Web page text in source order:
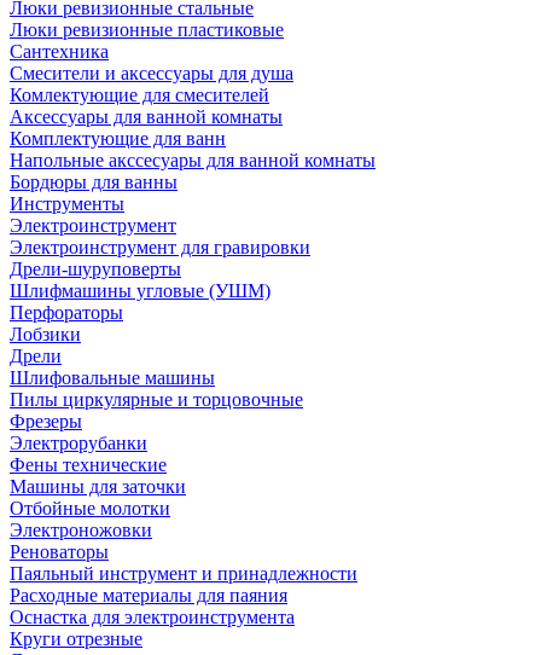
Люки ревизионные стальные
Люки ревизионные пластиковые
Сантехника
Смесители и аксессуары для душа
Комлектующие для смесителей
Аксессуары для ванной комнаты
Комплектующие для ванн
Напольные акссесуары для ванной комнаты
Бордюры для ванны
Инструменты
Электроинструмент
Электроинструмент для гравировки
Дрели-шуруповерты
Шлифмашины угловые (УШМ)
Перфораторы
Лобзики
Дрели
Шлифовальные машины
Пилы циркулярные и торцовочные
Фрезеры
Электрорубанки
Фены технические
Машины для заточки
Отбойные молотки
Электроножовки
Реноваторы
Паяльный инструмент и принадлежности
Расходные материалы для паяния
Оснастка для электроинструмента
Круги отрезные